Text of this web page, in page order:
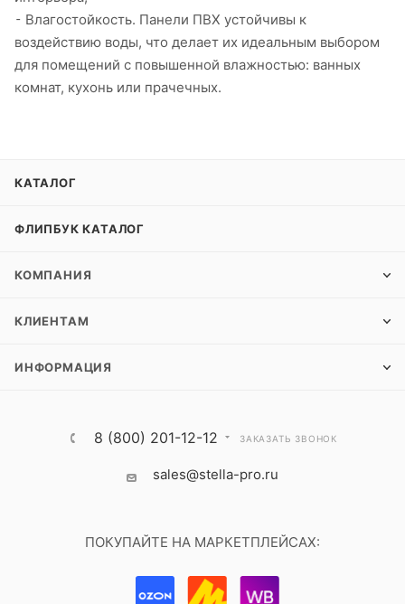
⁃ Влагостойкость. Панели ПВХ устойчивы к
воздействию воды, что делает их идеальным выбором
для помещений с повышенной влажностью: ванных
комнат, кухонь или прачечных.
КАТАЛОГ
ФЛИПБУК КАТАЛОГ
КОМПАНИЯ
КЛИЕНТАМ
ИНФОРМАЦИЯ
8 (800) 201-12-12 ЗАКАЗАТЬ ЗВОНОК
sales@stella-pro.ru
ПОКУПАЙТЕ НА МАРКЕТПЛЕЙСАХ: